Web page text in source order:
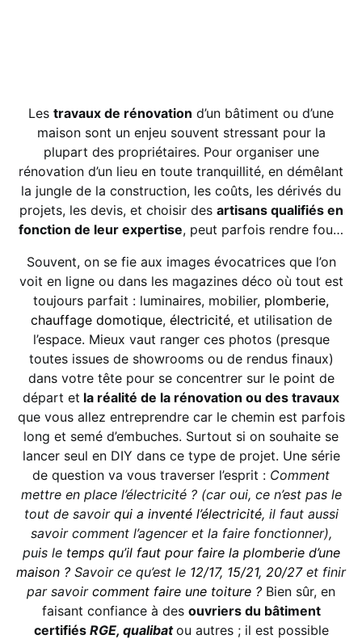
Les travaux de rénovation d’un bâtiment ou d’une
maison sont un enjeu souvent stressant pour la
plupart des propriétaires. Pour organiser une
rénovation d’un lieu en toute tranquillité, en démêlant
la jungle de la construction, les coûts, les dérivés du
projets, les devis, et choisir des artisans qualifiés en
fonction de leur expertise, peut parfois rendre fou…
Souvent, on se fie aux images évocatrices que l’on
voit en ligne ou dans les magazines déco où tout est
toujours parfait : luminaires, mobilier, plomberie,
chauffage domotique, électricité, et utilisation de
l’espace. Mieux vaut ranger ces photos (presque
toutes issues de showrooms ou de rendus finaux)
dans votre tête pour se concentrer sur le point de
départ et la réalité de la rénovation ou des travaux
que vous allez entreprendre car le chemin est parfois
long et semé d’embuches. Surtout si on souhaite se
lancer seul en DIY dans ce type de projet. Une série
de question va vous traverser l’esprit : Comment
mettre en place l’électricité ? (car oui, ce n’est pas le
tout de savoir qui a inventé l’électricité, il faut aussi
savoir comment l’agencer et la faire fonctionner),
puis le temps qu’il faut pour faire la plomberie d’une
maison ? Savoir ce qu’est le 12/17, 15/21, 20/27et finir
par savoir comment faire une toiture ? Bien sûr, en
faisant confiance à des ouvriers du bâtiment
certifiés RGE, qualibat ou autres ; il est possible